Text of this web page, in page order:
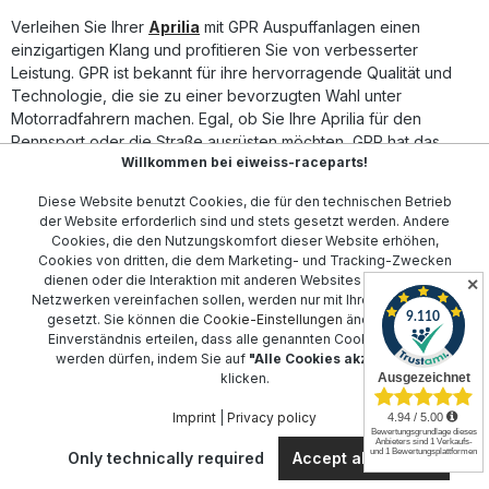
worldwide. Always check local legislation.Lieferzeit: ca. 14
Tage
Verleihen Sie Ihrer Aprilia mit GPR Auspuffanlagen einen
einzigartigen Klang und profitieren Sie von verbesserter
Leistung. GPR ist bekannt für ihre hervorragende Qualität und
Technologie, die sie zu einer bevorzugten Wahl unter
Motorradfahrern machen. Egal, ob Sie Ihre Aprilia für den
Rennsport oder die Straße ausrüsten möchten, GPR hat das
passende Auspuffsystem für Sie.
Unsere Auswahl an GPR Auspuffanlagen deckt ein breites
Spektrum an Aprilia Modellen ab. Wählen Sie aus verschiedenen
Designs und Materialien, um die optimale Abgasanlage für Ihre
Bedürfnisse zu finden. Die Passgenauigkeit und einfache
Installation machen GPR zur idealen Lösung für jeden
Motorradliebhaber. Erleben Sie die Kombination aus
hervorragender Klangqualität, optimierter Performance und
stilvollem Design, die GPR Auspuffanlagen auszeichnet.
Willkommen bei eiweiss-raceparts!
Diese Website benutzt Cookies, die für den technischen Betrieb
der Website erforderlich sind und stets gesetzt werden. Andere
Cookies, die den Nutzungskomfort dieser Website erhöhen,
Cookies von dritten, die dem Marketing- und Tracking-Zwecken
dienen oder die Interaktion mit anderen Websites und sozialen
Netzwerken vereinfachen sollen, werden nur mit Ihrer Zustimmung
gesetzt. Sie können die Cookie-Einstellungen ändern oder Ihr
Einverständnis erteilen, dass alle genannten Cookies gesetzt
werden dürfen, indem Sie auf "Alle Cookies akzeptieren"
klicken.
Imprint Privacy policy
Only technically required Accept all cookies
✕